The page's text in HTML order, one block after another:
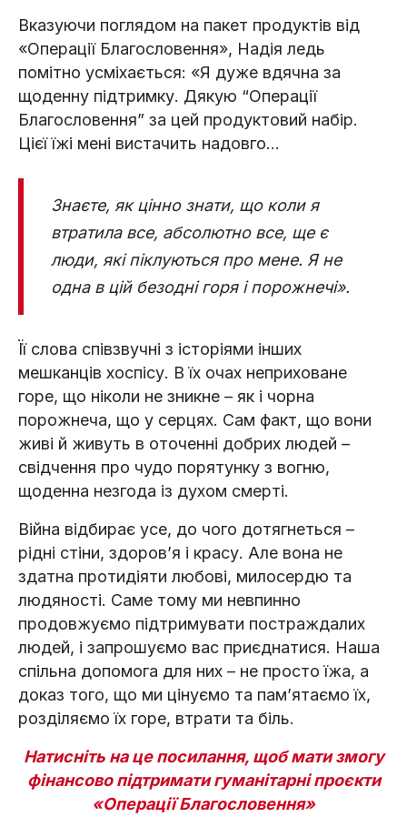
Вказуючи поглядом на пакет продуктів від
«Операції Благословення», Надія ледь
помітно усміхається: «Я дуже вдячна за
щоденну підтримку. Дякую “Операції
Благословення” за цей продуктовий набір.
Цієї їжі мені вистачить надовго...
Знаєте, як цінно знати, що коли я
втратила все, абсолютно все, ще є
люди, які піклуються про мене. Я не
одна в цій безодні горя і порожнечі».
Її слова співзвучні з історіями інших
мешканців хоспісу. В їх очах неприховане
горе, що ніколи не зникне – як і чорна
порожнеча, що у серцях. Сам факт, що вони
живі й живуть в оточенні добрих людей –
свідчення про чудо порятунку з вогню,
щоденна незгода із духом смерті.
Війна відбирає усе, до чого дотягнеться –
рідні стіни, здоров’я і красу. Але вона не
здатна протидіяти любові, милосердю та
людяності. Саме тому ми невпинно
продовжуємо підтримувати постраждалих
людей, і запрошуємо вас приєднатися. Наша
спільна допомога для них – не просто їжа, а
доказ того, що ми цінуємо та памʼятаємо їх,
розділяємо їх горе, втрати та біль.
Натисніть на це посилання, щоб мати змогу
фінансово підтримати гуманітарні проєкти
«Операції Благословення»